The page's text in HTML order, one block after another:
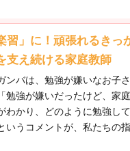
習」に！頑張れるきっ
支え続ける家庭教師
ンバは、勉強が嫌いなお子
勉強が嫌いだったけど、家
わかり、どのように勉強し
いうコメントが、私たちの